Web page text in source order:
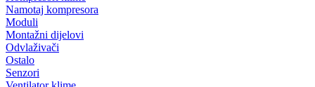
Namotaj kompresora
Moduli
Montažni dijelovi
Odvlaživači
Ostalo
Senzori